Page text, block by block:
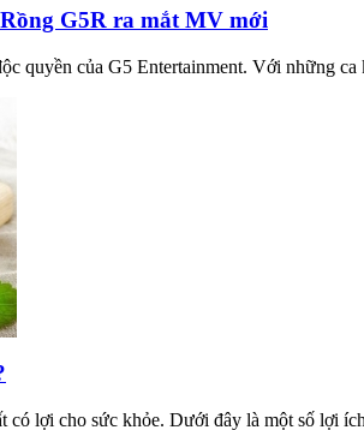
G5R ra mắt MV mới
quyền của G5 Entertainment. Với những
có lợi cho sức khỏe. Dưới đây là một số lợi